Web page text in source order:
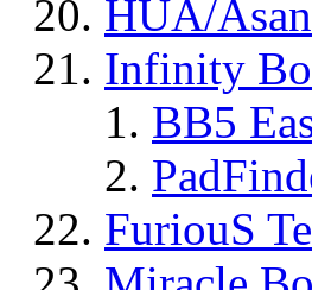
HUA/
Infinity
BB5
FuriouS